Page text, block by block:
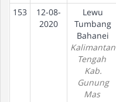
153
12-08-
2020
Lewu
Tumbang
Bahanei
Kalimantan
Tengah
Kab.
Gunung
Mas